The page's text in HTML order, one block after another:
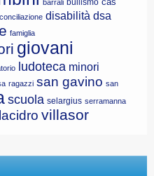
barrali bullismo
conciliazione disabilità dsa
famiglia
giovani
ludoteca minori
ragazzi san gavino san
scuola selargius serramanna
villasor